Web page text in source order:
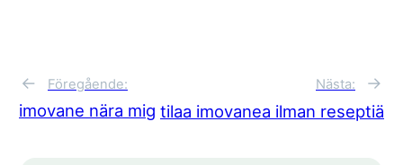
← Föregående:
imovane nära mig
Nästa:
tilaa imovanea ilman reseptiä
→